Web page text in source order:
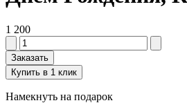
1 200
Заказать
Купить в 1 клик
Намекнуть на подарок